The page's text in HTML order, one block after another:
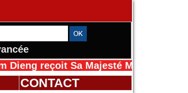
reçoit Sa Majesté Mansah Cissé au
CONTACT